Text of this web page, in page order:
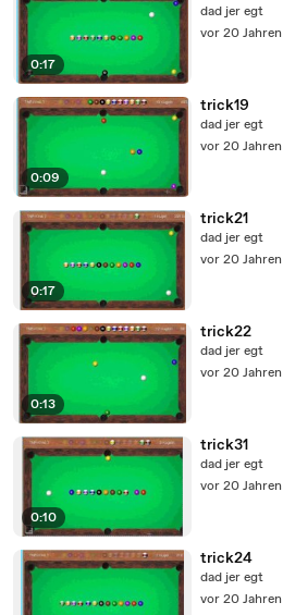
0:17
dad jer egt
vor 20 Jahren
0:09
trick19
dad jer egt
vor 20 Jahren
0:17
trick21
dad jer egt
vor 20 Jahren
0:13
trick22
dad jer egt
vor 20 Jahren
0:10
trick31
dad jer egt
vor 20 Jahren
trick24
dad jer egt
vor 20 Jahren